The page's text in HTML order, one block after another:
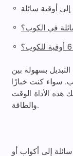
◦ أوقية سائلة
◦ في الكوب؟
◦
بسهولة بين
سواء كنت خبازًا
هذه الأداة الوقت
والطاقة.
إلى أكواب أو